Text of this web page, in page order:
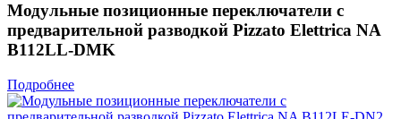
Модульные позиционные переключатели с
предварительной разводкой Pizzato Elettrica NA
B112LL-DMK
Подробнее